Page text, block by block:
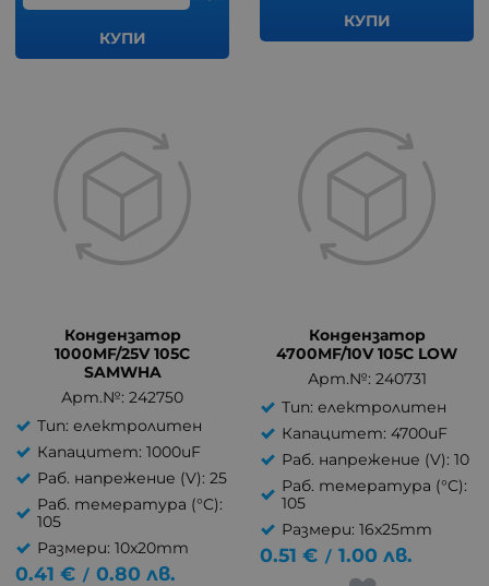
КУПИ
КУПИ
Кондензатор
1000MF/25V 105C
SAMWHA
Арт.№: 242750
Тип: електролитен
Капацитет: 1000uF
Раб. напрежение (V): 25
Раб. темература (°C):
105
Размери: 10x20mm
0.41 € / 0.80 лв.
Кондензатор
4700MF/10V 105C LOW
Арт.№: 240731
Тип: електролитен
Капацитет: 4700uF
Раб. напрежение (V): 10
Раб. темература (°C):
105
Размери: 16x25mm
0.51 € / 1.00 лв.